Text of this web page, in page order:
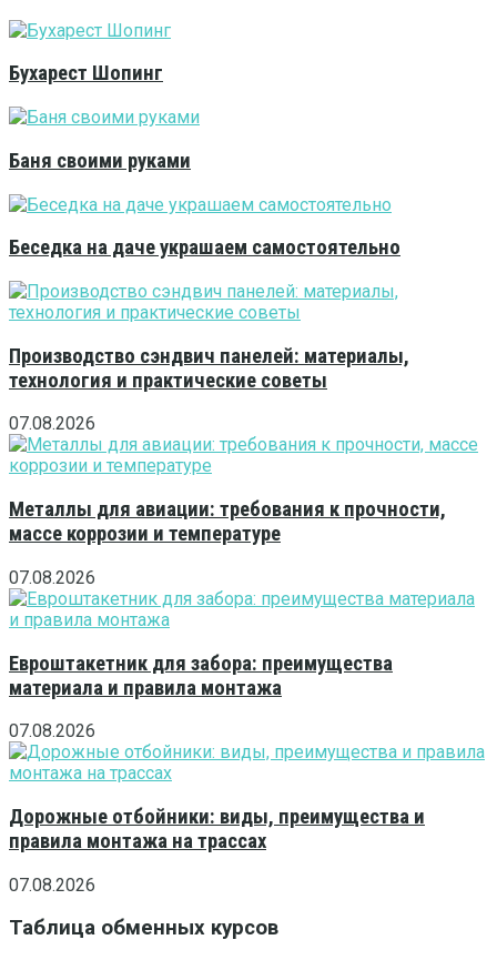
Бухарест Шопинг
Баня своими руками
Беседка на даче украшаем самостоятельно
Производство сэндвич панелей: материалы,
технология и практические советы
07.08.2026
Металлы для авиации: требования к прочности,
массе коррозии и температуре
07.08.2026
Евроштакетник для забора: преимущества
материала и правила монтажа
07.08.2026
Дорожные отбойники: виды, преимущества и
правила монтажа на трассах
07.08.2026
Таблица обменных курсов